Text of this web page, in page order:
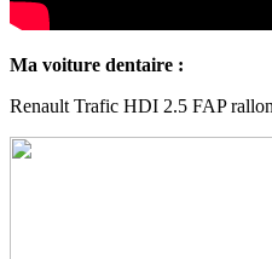
Ma voiture dentaire :
Renault Trafic HDI 2.5 FAP